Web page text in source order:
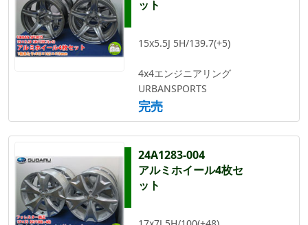
ット
15x5.5J 5H/139.7(+5)
4x4エンジニアリング
URBANSPORTS
完売
24A1283-004
アルミホイール4枚セ
ット